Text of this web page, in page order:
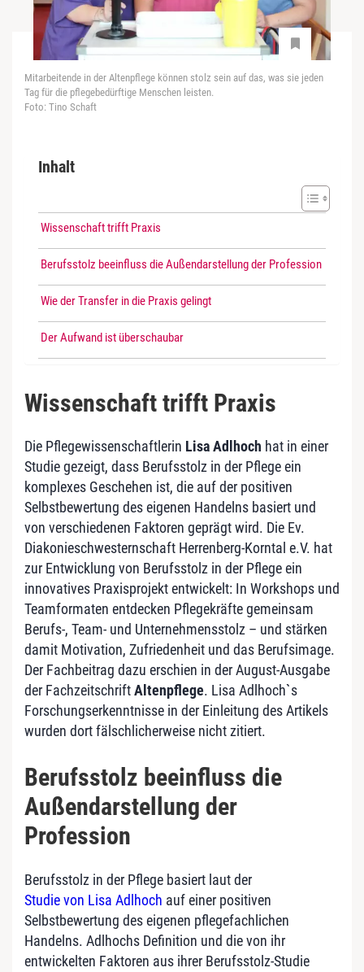
Mitarbeitende in der Altenpflege können stolz sein auf das, was sie jeden
Tag für die pflegebedürftige Menschen leisten.
Foto: Tino Schaft
Inhalt
Wissenschaft trifft Praxis
Berufsstolz beeinfluss die Außendarstellung der Profession
Wie der Transfer in die Praxis gelingt
Der Aufwand ist überschaubar
Wissenschaft trifft Praxis
Die Pflegewissenschaftlerin Lisa Adlhoch hat in einer
Studie gezeigt, dass Berufsstolz in der Pflege ein
komplexes Geschehen ist, die auf der positiven
Selbstbewertung des eigenen Handelns basiert und
von verschiedenen Faktoren geprägt wird. Die Ev.
Diakonieschwesternschaft Herrenberg-Korntal e.V. hat
zur Entwicklung von Berufsstolz in der Pflege ein
innovatives Praxisprojekt entwickelt: In Workshops und
Teamformaten entdecken Pflegekräfte gemeinsam
Berufs‑, Team‑ und Unternehmensstolz – und stärken
damit Motivation, Zufriedenheit und das Berufsimage.
Der Fachbeitrag dazu erschien in der August-Ausgabe
der FachzeitschriftAltenpflege. Lisa Adlhoch`s
Forschungserkenntnisse in der Einleitung des Artikels
wurden dort fälschlicherweise nicht zitiert.
Berufsstolz beeinfluss die
Außendarstellung der
Profession
Berufsstolz in der Pflege basiert laut der
Studie von Lisa Adlhoch auf einer positiven
Selbstbewertung des eigenen pflegefachlichen
Handelns. Adlhochs Definition und die von ihr
entwickelten Faktoren aus ihrer Berufsstolz-Studie